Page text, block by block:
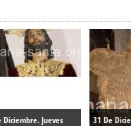
Diciembre. Jueves
31 De